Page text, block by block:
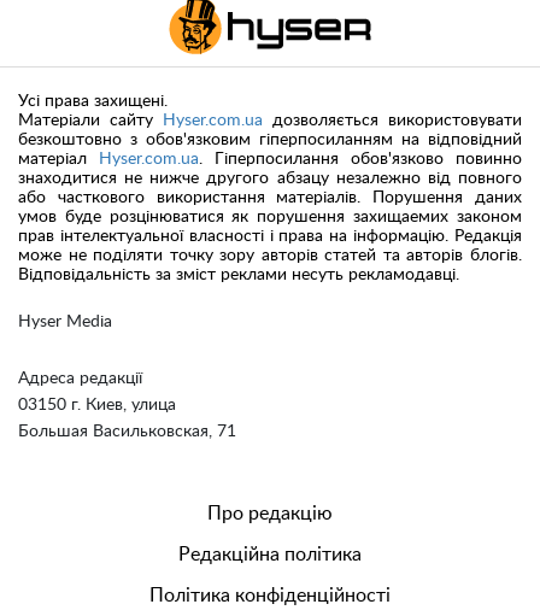
Hyser Media
Адреса редакції
03150 г. Киев, улица
Большая Васильковская, 71
Усі права захищені.
Матеріали сайту
Hyser.com.ua дозволяється використовувати
безкоштовно з обов'язковим гіперпосиланням на відповідний
матеріал
Hyser.com.ua . Гіперпосилання обов'язково повинно
знаходитися не нижче другого абзацу незалежно від повного
або часткового використання матеріалів. Порушення даних
умов буде розцінюватися як порушення захищаемих законом
прав інтелектуальної власності і права на інформацію. Редакція
може не поділяти точку зору авторів статей та авторів блогів.
Відповідальність за зміст реклами несуть рекламодавці.
Про редакцію
Редакційна політика
Політика конфіденційності